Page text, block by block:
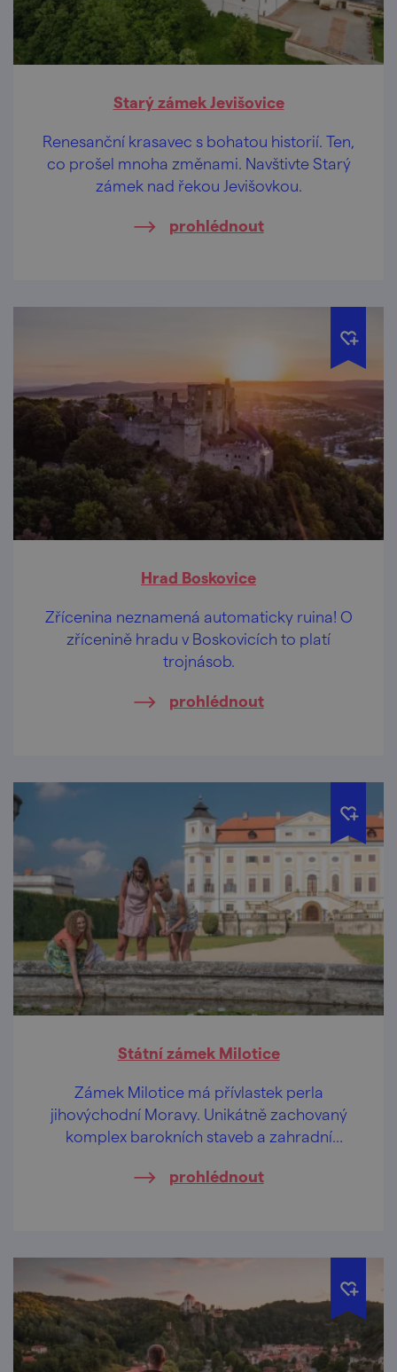
Starý zámek Jevišovice
Renesanční krasavec s bohatou historií. Ten,
co prošel mnoha změnami. Navštivte Starý
zámek nad řekou Jevišovkou.
prohlédnout
Hrad Boskovice
Zřícenina neznamená automaticky ruina! O
zřícenině hradu v Boskovicích to platí
trojnásob.
prohlédnout
Státní zámek Milotice
Zámek Milotice má přívlastek perla
jihovýchodní Moravy. Unikátně zachovaný
komplex barokních staveb a zahradní
prohlédnout